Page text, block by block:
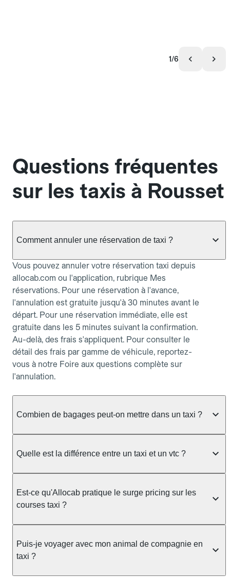
1/6
Questions fréquentes
sur les taxis à Rousset
Comment annuler une réservation de taxi ?
Vous pouvez annuler votre réservation taxi depuis
allocab.com ou l'application, rubrique Mes
réservations. Pour une réservation à l'avance,
l'annulation est gratuite jusqu'à 30 minutes avant le
départ. Pour une réservation immédiate, elle est
gratuite dans les 5 minutes suivant la confirmation.
Au-delà, des frais s'appliquent. Pour consulter le
détail des frais par gamme de véhicule, reportez-
vous à notre Foire aux questions complète sur
l'annulation.
Combien de bagages peut-on mettre dans un taxi ?
taxi berline accueille en général jusqu'à 3 bagages
ou nombreux, précisez-le dans le champ "Message
au chauffeur" lors de la réservation. Le prix n'est
pas impacté par le nombre de bagages.
Quelle est la différence entre un taxi et un vtc ?
prendre en charge directement dans la rue, à une
station ou sur réservation, avec un tarif au
réservation et propose un prix fixe annoncé à
l'avance. Chez Allocab, réservez facilement votre
taxi.
Est-ce qu'Allocab pratique le surge pricing sur les
courses taxi ?
réglementation préfectorale et suit un barème
officiel : il protège des hausses liées à la demande.
Puis-je voyager avec mon animal de compagnie en
taxi ?